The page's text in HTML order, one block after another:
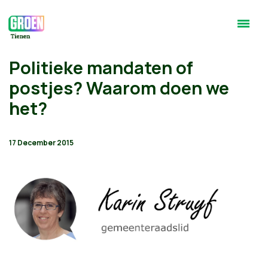
Politieke mandaten of
postjes? Waarom doen we
het?
17 December 2015